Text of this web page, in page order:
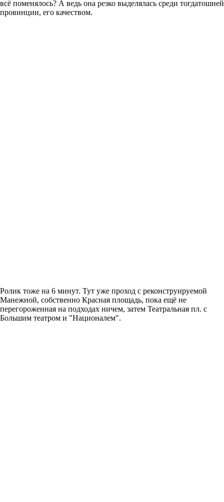
всё поменялось? А ведь она резко выделялась среди тогдатошней
провинции, его качеством.
Ролик тоже на 6 минут. Тут уже проход с реконструируемой
Манежной, собственно Красная площадь, пока ещё не
перегороженная на подходах ничем, затем Театральная пл. с
Большим театром и "Националем".